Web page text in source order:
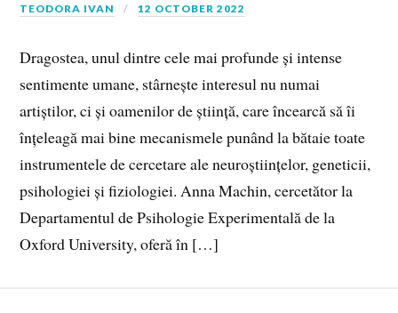
TEODORA IVAN 12 OCTOBER 2022
Dragostea, unul dintre cele mai profunde și intense
sentimente umane, stârnește interesul nu numai
artiștilor, ci și oamenilor de știință, care încearcă să îi
înțeleagă mai bine mecanismele punând la bătaie toate
instrumentele de cercetare ale neuroștiințelor, geneticii,
psihologiei și fiziologiei. Anna Machin, cercetător la
Departamentul de Psihologie Experimentală de la
Oxford University, oferă în […]